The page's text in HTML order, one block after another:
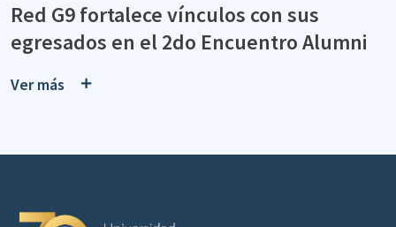
Red G9 fortalece vínculos con sus
egresados en el 2do Encuentro Alumni
Ver más